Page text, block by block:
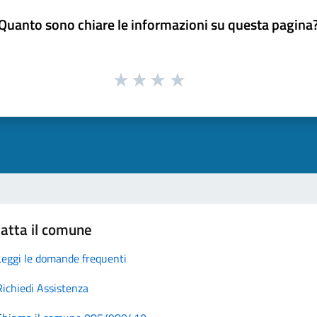
sono chiare le informazioni su questa
il comune
le domande frequenti
Assistenza